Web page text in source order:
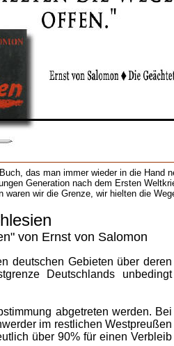
das man immer wieder in die Hand
Generation nach dem Ersten
wir die Grenze, wir hielten die
von Ernst von Salomon
deutschen Gebieten über deren
Deutschlands unbedingt
abgetreten werden. Bei
im restlichen Westpreußen
über 90% für einen Verbleib